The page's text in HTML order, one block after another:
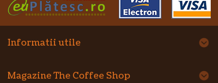
Informatii utile
Magazine The Coffee Shop